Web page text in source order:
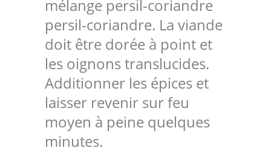
mélange persil-coriandre
persil-coriandre. La viande
doit être dorée à point et
les oignons translucides.
Additionner les épices et
laisser revenir sur feu
moyen à peine quelques
minutes.